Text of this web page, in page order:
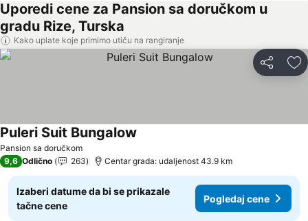
Uporedi cene za Pansion sa doručkom u
gradu Rize, Turska
Kako uplate koje primimo utiču na rangiranje
Deli
Pansion sa doručkom
Puleri Suit Bungalow
9,6 Odlično 263 Centar grada: udaljenost 43.9 km
Izaberi datume da bi se prikazale
tačne cene
Pogledaj cene